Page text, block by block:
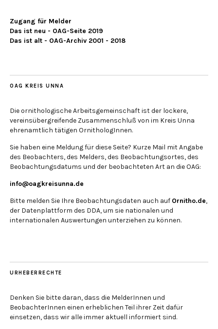
Zugang für Melder
Das ist neu - OAG-Seite 2019
Das ist alt - OAG-Archiv 2001 - 2018
OAG KREIS UNNA
Die ornithologische Arbeitsgemeinschaft ist der lockere,
vereinsübergreifende Zusammenschluß von im Kreis Unna
ehrenamtlich tätigen OrnithologInnen.
Sie haben eine Meldung für diese Seite? Kurze Mail mit Angabe
des Beobachters, des Melders, des Beobachtungsortes, des
Beobachtungsdatums und der beobachteten Art an die OAG:
info@oagkreisunna.de
Bitte melden Sie Ihre Beobachtungsdaten auch auf Ornitho.de,
der Datenplattform des DDA, um sie nationalen und
internationalen Auswertungen unterziehen zu können.
URHEBERRECHTE
Denken Sie bitte daran, dass die MelderInnen und
BeobachterInnen einen erheblichen Teil ihrer Zeit dafür
einsetzen, dass wir alle immer aktuell informiert sind.